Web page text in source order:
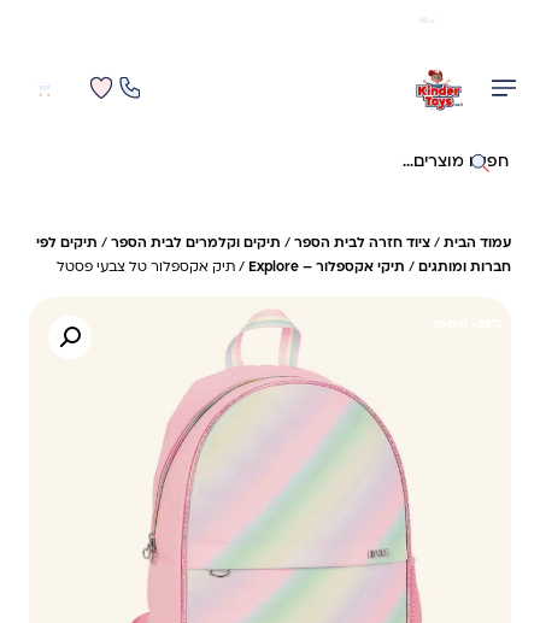
חיפוש באתר
עמוד הבית / ציוד חזרה לבית הספר / תיקים וקלמרים לבית הספר / תיקים לפי
חברות ומותגים / תיקי אקספלור – Explore / תיק אקספלור טל צבעי פסטל